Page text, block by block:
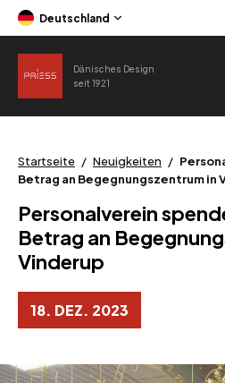
Deutschland
Dänisches Design
seit 1921
Startseite / Neuigkeiten /
Betrag an Begegnungszentrum in
Personalverein
Betrag an
Vinderup
18. DEZ. 2023